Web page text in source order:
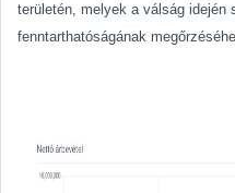
területén, melyek a válság idején
fenntarthatóságának